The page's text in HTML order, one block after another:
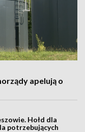
apelują o
Hołd dla
potrzebujących